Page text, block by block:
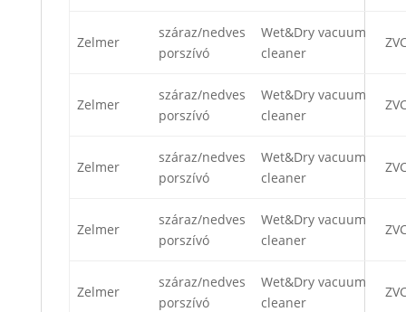
Zelmer
száraz/nedves
porszívó
Wet&Dry vacuum
cleaner
Zelmer
száraz/nedves
porszívó
Wet&Dry vacuum
cleaner
Zelmer
száraz/nedves
porszívó
Wet&Dry vacuum
cleaner
Zelmer
száraz/nedves
porszívó
Wet&Dry vacuum
cleaner
Zelmer
száraz/nedves
porszívó
Wet&Dry vacuum
cleaner